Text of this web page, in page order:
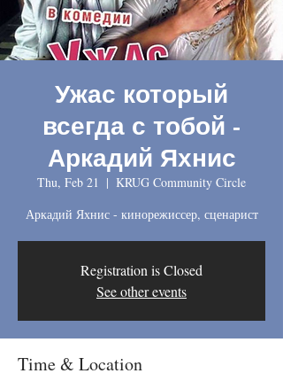
Ужас который
всегда с тобой -
Аркадий Яхнис
Thu, Feb 21
  |
KRUG Community Circle
Аркадий Яхнис - кинорежиссер, сценарист
Registration is Closed
See other events
Time & Location